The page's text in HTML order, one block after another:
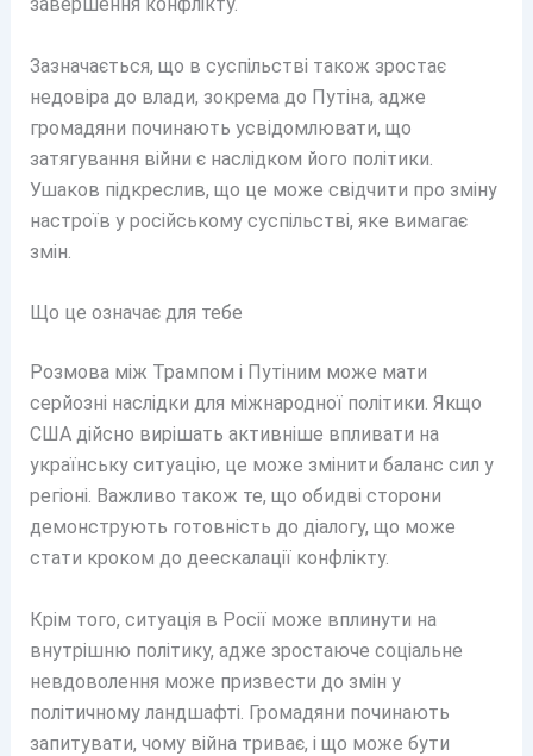
Зазначається, що в суспільстві також зростає
недовіра до влади, зокрема до Путіна, адже
громадяни починають усвідомлювати, що
затягування війни є наслідком його політики.
Ушаков підкреслив, що це може свідчити про зміну
настроїв у російському суспільстві, яке вимагає
змін.
Що це означає для тебе
Розмова між Трампом і Путіним може мати
серйозні наслідки для міжнародної політики. Якщо
США дійсно вирішать активніше впливати на
українську ситуацію, це може змінити баланс сил у
регіоні. Важливо також те, що обидві сторони
демонструють готовність до діалогу, що може
стати кроком до деескалації конфлікту.
Крім того, ситуація в Росії може вплинути на
внутрішню політику, адже зростаюче соціальне
невдоволення може призвести до змін у
політичному ландшафті. Громадяни починають
запитувати, чому війна триває, і що може бути